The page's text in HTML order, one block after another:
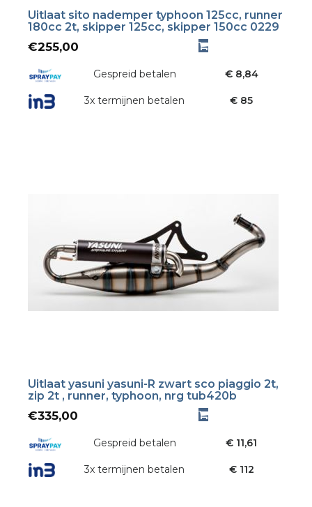
Uitlaat sito nademper typhoon 125cc, runner
180cc 2t, skipper 125cc, skipper 150cc 0229
€255,00
Gespreid betalen € 8,84
3x termijnen betalen € 85
Uitlaat yasuni yasuni-R zwart sco piaggio 2t,
zip 2t , runner, typhoon, nrg tub420b
€335,00
Gespreid betalen € 11,61
3x termijnen betalen € 112